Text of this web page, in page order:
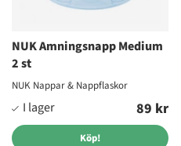
NUK Amningsnapp Medium
2 st
NUK Nappar & Nappflaskor
89 kr
Köp!